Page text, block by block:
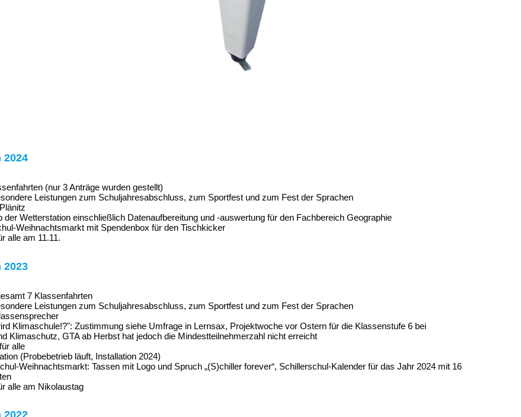
2024
(nur 3 Anträge wurden gestellt)
Leistungen zum Schuljahresabschluss, zum Sportfest und zum Fest der Sprachen
der Wetterstation einschließlich Datenaufbereitung und -auswertung für den Fachbereich Geographie
Weihnachtsmarkt mit Spendenbox für den Tischkicker
alle am 11.11.
2023
7 Klassenfahrten
Leistungen zum Schuljahresabschluss, zum Sportfest und zum Fest der Sprachen
Klimaschule!?": Zustimmung siehe Umfrage in Lernsax, Projektwoche vor Ostern für die Klassenstufe 6 bei
Klimaschutz, GTA ab Herbst hat jedoch die Mindestteilnehmerzahl nicht erreicht
alle
(Probebetrieb läuft, Installation 2024)
Weihnachtsmarkt: Tassen mit Logo und Spruch „(S)chiller forever“, Schillerschul-Kalender für das Jahr 2024 mit 16
alle am Nikolaustag